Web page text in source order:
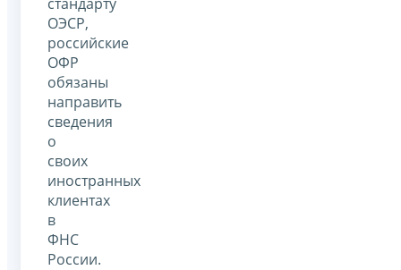
ОЭСР,
российские
ОФР
обязаны
направить
сведения
о
своих
иностранных
клиентах
в
ФНС
России.